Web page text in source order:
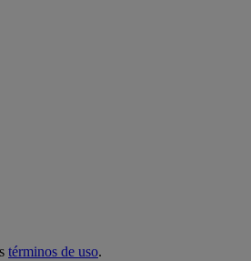
términos de uso.